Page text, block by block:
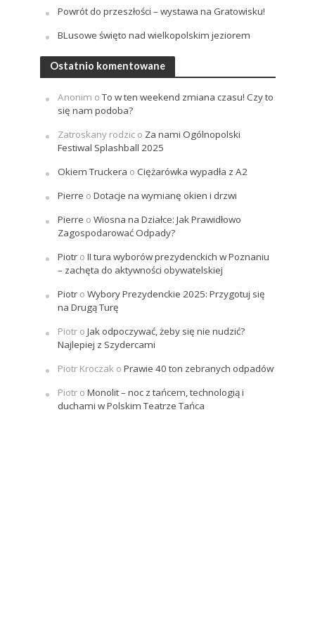
Powrót do przeszłości – wystawa na Gratowisku!
BLusowe święto nad wielkopolskim jeziorem
Ostatnio komentowane
Anonim oTo w ten weekend zmiana czasu! Czy to
się nam podoba?
Zatroskany rodzico Za nami Ogólnopolski
Festiwal Splashball 2025
Okiem Truckera o Ciężarówka wypadła z A2
Pierre o Dotacje na wymianę okien i drzwi
Pierre o Wiosna na Działce: Jak Prawidłowo
Zagospodarować Odpady?
Piotro II tura wyborów prezydenckich w Poznaniu
– zachęta do aktywności obywatelskiej
Piotro Wybory Prezydenckie 2025: Przygotuj się
na Drugą Turę
Piotro Jak odpoczywać, żeby się nie nudzić?
Najlepiej z Szydercami
Piotr Kroczako Prawie 40 ton zebranych odpadów
Piotro Monolit – noc z tańcem, technologią i
duchami w Polskim Teatrze Tańca